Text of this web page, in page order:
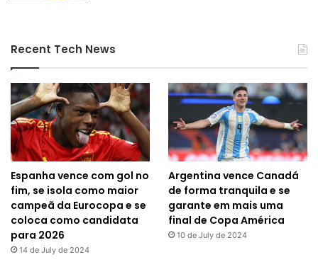
Recent Tech News
Espanha vence com gol no
fim, se isola como maior
campeã da Eurocopa e se
coloca como candidata
para 2026
14 de July de 2024
Argentina vence Canadá
de forma tranquila e se
garante em mais uma
final de Copa América
10 de July de 2024